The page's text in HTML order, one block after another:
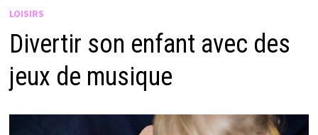
LOISIRS
Divertir son enfant avec des
jeux de musique